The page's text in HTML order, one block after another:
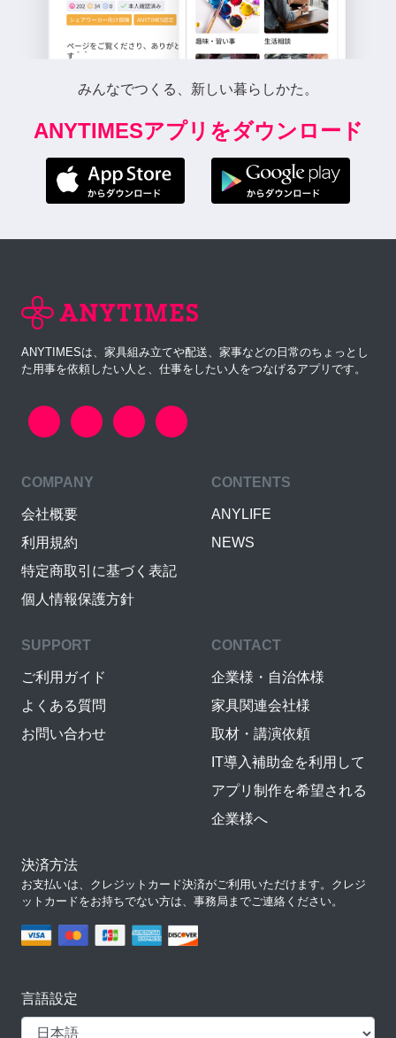
みんなでつくる、新しい暮らしかた。
ANYTIMESアプリをダウンロード
ANYTIMESは、家具組み立てや配送、家事などの日常のちょっとし
た用事を依頼したい人と、仕事をしたい人をつなげるアプリです。
COMPANY
会社概要
利用規約
特定商取引に基づく表記
個人情報保護方針
CONTENTS
ANYLIFE
NEWS
SUPPORT
ご利用ガイド
よくある質問
お問い合わせ
CONTACT
企業様・自治体様
家具関連会社様
取材・講演依頼
IT導入補助金を利用して
アプリ制作を希望される
企業様へ
決済方法
お支払いは、クレジットカード決済がご利用いただけます。クレジ
ットカードをお持ちでない方は、事務局までご連絡ください。
言語設定